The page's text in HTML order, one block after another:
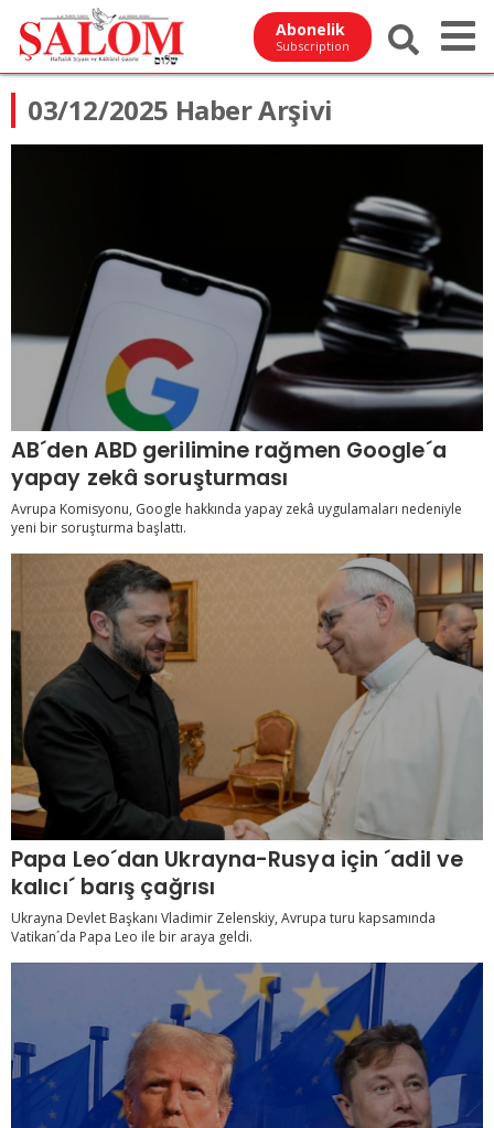
Abonelik
Subscription
03/12/2025 Haber Arşivi
AB´den ABD gerilimine rağmen Google´a
yapay zekâ soruşturması
Avrupa Komisyonu, Google hakkında yapay zekâ uygulamaları nedeniyle
yeni bir soruşturma başlattı.
Papa Leo´dan Ukrayna-Rusya için ´adil ve
kalıcı´ barış çağrısı
Ukrayna Devlet Başkanı Vladimir Zelenskiy, Avrupa turu kapsamında
Vatikan´da Papa Leo ile bir araya geldi.